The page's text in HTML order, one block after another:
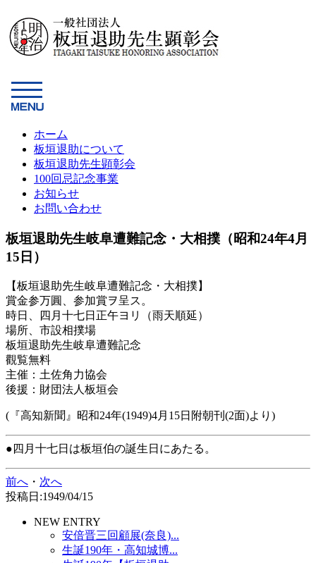
ホーム
板垣退助について
板垣退助先生顕彰会
100回忌記念事業
お知らせ
お問い合わせ
板垣退助先生岐阜遭難記念・大相撲（昭和24年4月
15日）
【板垣退助先生岐阜遭難記念・大相撲】
賞金参万圓、参加賞ヲ呈ス。
時日、四月十七日正午ヨリ（雨天順延）
場所、市設相撲場
板垣退助先生岐阜遭難記念
觀覧無料
主催：土佐角力協会
後援：財団法人板垣会
(『高知新聞』昭和24年(1949)4月15日附朝刊(2面)より)
●四月十七日は板垣伯の誕生日にあたる。
前へ ・ 次へ
投稿日:1949/04/15
NEW ENTRY
安倍晋三回顧展(奈良)...
生誕190年・高知城博...